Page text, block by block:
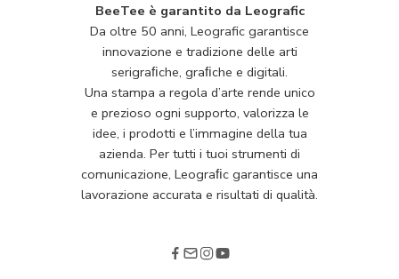
BeeTee è garantito da Leografic
Da oltre 50 anni, Leografic garantisce
innovazione e tradizione delle arti
serigraﬁche, graﬁche e digitali.
Una stampa a regola d’arte rende unico
e prezioso ogni supporto, valorizza le
idee, i prodotti e l’immagine della tua
azienda. Per tutti i tuoi strumenti di
comunicazione, Leograﬁc garantisce una
lavorazione accurata e risultati di qualità.